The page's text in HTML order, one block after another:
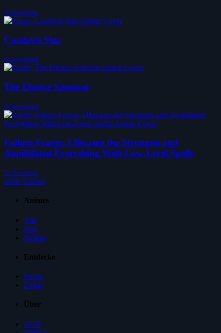
Actiondrama
Casshern Sins
Actiondrama
The Elusive Samurai
Actiondrama
Failure Frame: I Became the Strongest and
Annihilated Everything With Low-Level Spells
Actiondrama
mehr Animes
Animes
Alle
Neu
Beliebt
Entdecke
Suche
Zufall
Über
AGB